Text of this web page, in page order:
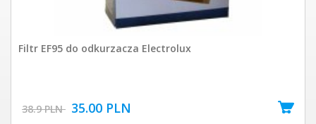
Filtr EF95 do odkurzacza Electrolux
38.9 PLN 35.00 PLN